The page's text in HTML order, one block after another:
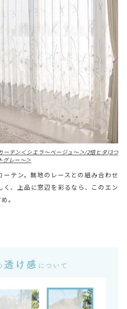
ーテン＜シエラ～ベージュ～＞/2倍ヒダ(3つ
グレー～＞
ーテン。無地のレースとの組み合わせ
く、上品に窓辺を彩るなら、このエン
。